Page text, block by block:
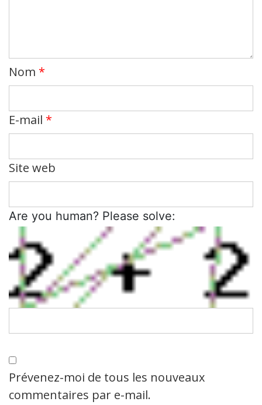
Nom *
E-mail *
Site web
Are you human? Please solve:
Prévenez-moi de tous les nouveaux
commentaires par e-mail.